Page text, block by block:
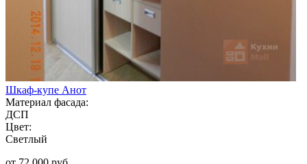
Шкаф-купе Анот
Материал фасада:
ДСП
Цвет:
Светлый